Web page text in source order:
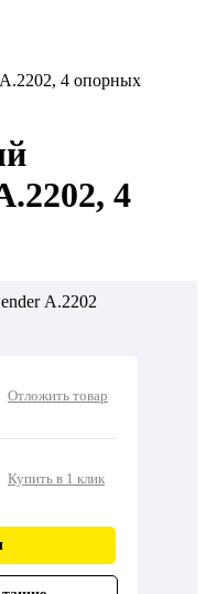
4 опорных
4
Отложить товар
Купить в 1 клик